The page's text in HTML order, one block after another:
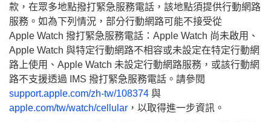
款，在眾多地點撥打緊急服務電話，該地點須提供行動網路
服務。如為下列情況，部分行動網路可能不接受從
Apple Watch 撥打緊急服務電話：Apple Watch 尚未啟用、
Apple Watch 與特定行動網路不相容或未設定在特定行動網
路上使用、Apple Watch 未設定行動網路服務，或該行動網
路不支援透過 IMS 撥打緊急服務電話。請參閱
support.apple.com/zh-tw/108374 與
apple.com/tw/watch/cellular ，以取得進一步資訊。